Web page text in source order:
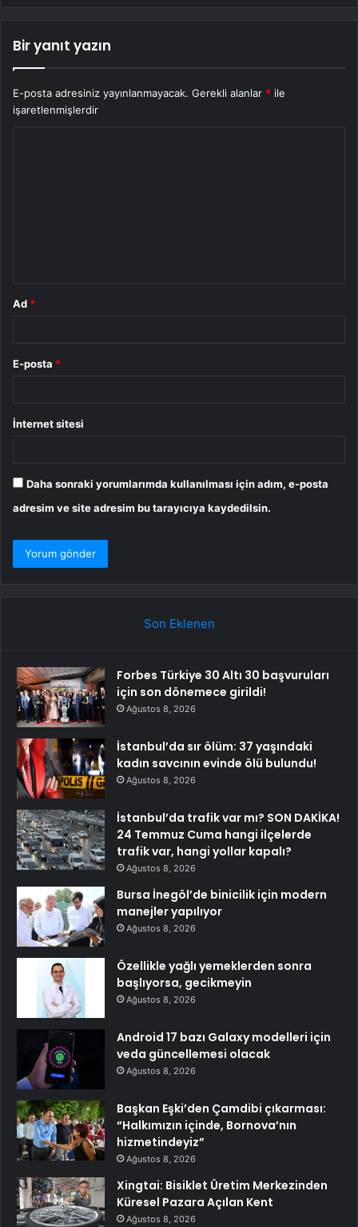
Bir yanıt yazın
E-posta adresiniz yayınlanmayacak. Gerekli alanlar * ile
işaretlenmişlerdir
Ad *
E-posta *
İnternet sitesi
Daha sonraki yorumlarımda kullanılması için adım, e-posta
adresim ve site adresim bu tarayıcıya kaydedilsin.
Son Eklenen
Forbes Türkiye 30 Altı 30 başvuruları
için son dönemece girildi!
Ağustos 8, 2026
İstanbul’da sır ölüm: 37 yaşındaki
kadın savcının evinde ölü bulundu!
Ağustos 8, 2026
İstanbul’da trafik var mı? SON DAKİKA!
24 Temmuz Cuma hangi ilçelerde
trafik var, hangi yollar kapalı?
Ağustos 8, 2026
Bursa İnegöl’de binicilik için modern
manejler yapılıyor
Ağustos 8, 2026
Özellikle yağlı yemeklerden sonra
başlıyorsa, gecikmeyin
Ağustos 8, 2026
Android 17 bazı Galaxy modelleri için
veda güncellemesi olacak
Ağustos 8, 2026
Başkan Eşki’den Çamdibi çıkarması:
“Halkımızın içinde, Bornova’nın
hizmetindeyiz”
Ağustos 8, 2026
Xingtai: Bisiklet Üretim Merkezinden
Küresel Pazara Açılan Kent
Ağustos 8, 2026